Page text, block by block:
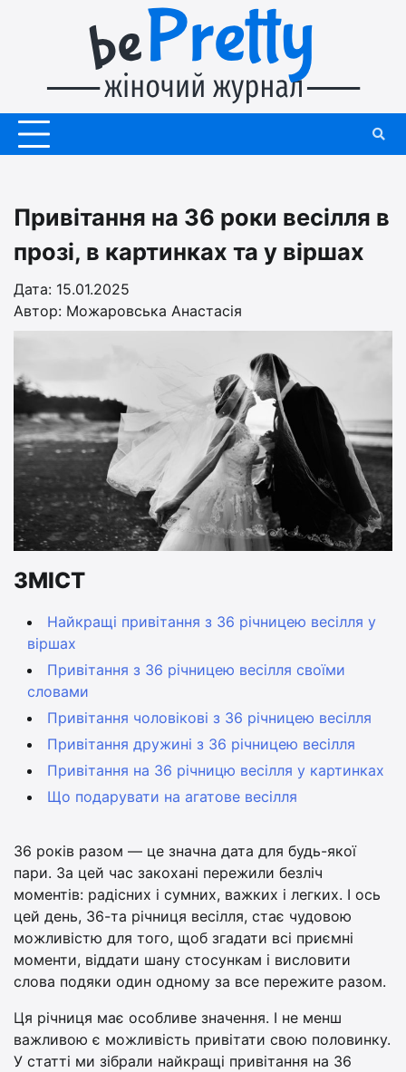
Привітання на 36 роки весілля в
прозі, в картинках та у віршах
Дата: 15.01.2025
Автор: Можаровська Анастасія
ЗМІСТ
Найкращі привітання з 36 річницею весілля у
віршах
Привітання з 36 річницею весілля своїми
словами
Привітання чоловікові з 36 річницею весілля
Привітання дружині з 36 річницею весілля
Привітання на 36 річницю весілля у картинках
Що подарувати на агатове весілля
36 років разом — це значна дата для будь-якої
пари. За цей час закохані пережили безліч
моментів: радісних і сумних, важких і легких. І ось
цей день, 36-та річниця весілля, стає чудовою
можливістю для того, щоб згадати всі приємні
моменти, віддати шану стосункам і висловити
слова подяки один одному за все пережите разом.
Ця річниця має особливе значення. І не менш
важливою є можливість привітати свою половинку.
У статті ми зібрали найкращі привітання на 36